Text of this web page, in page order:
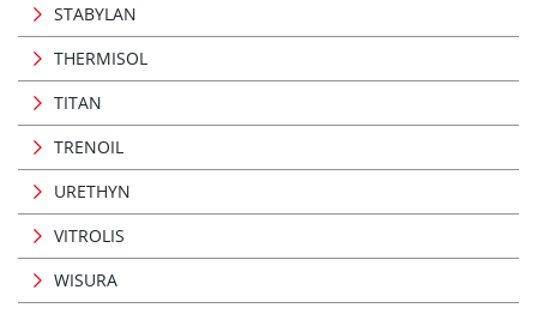
STABYLAN
THERMISOL
TITAN
TRENOIL
URETHYN
VITROLIS
WISURA